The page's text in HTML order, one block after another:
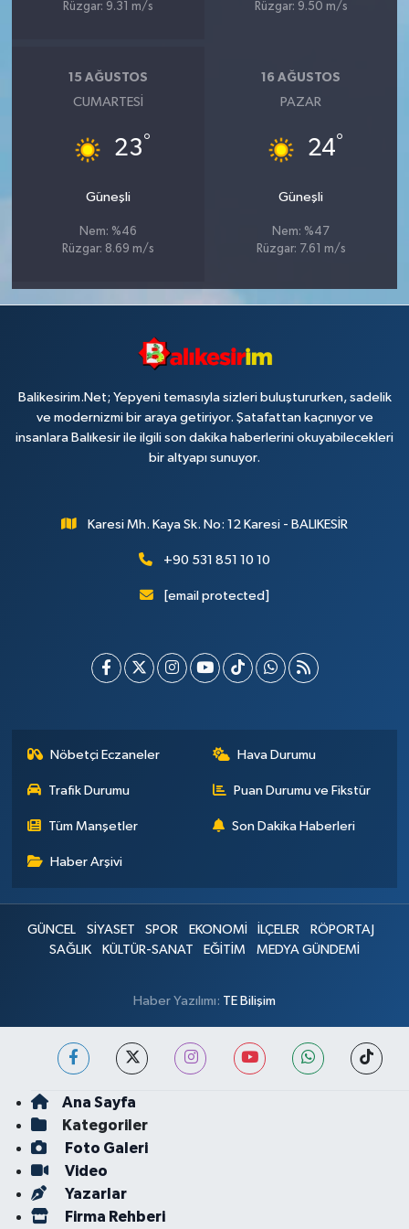
Rüzgar: 9.31 m/s Rüzgar: 9.50 m/s
15 AĞUSTOS
CUMARTESI
23°
Güneşli
Nem: %46
Rüzgar: 8.69 m/s
16 AĞUSTOS
PAZAR
24°
Güneşli
Nem: %47
Rüzgar: 7.61 m/s
Balikesirim.Net; Yepyeni temasıyla sizleri buluştururken, sadelik
ve modernizmi bir araya getiriyor. Şatafattan kaçınıyor ve
insanlara Balıkesir ile ilgili son dakika haberlerini okuyabilecekleri
bir altyapı sunuyor.
Karesi Mh. Kaya Sk. No: 12 Karesi - BALIKESİR
+90 531 851 10 10
[email protected]
Nöbetçi Eczaneler Hava Durumu
Trafik Durumu Puan Durumu ve Fikstür
Tüm Manşetler Son Dakika Haberleri
Haber Arşivi
GÜNCEL SİYASET SPOR EKONOMİ İLÇELER
RÖPORTAJ
SAĞLIK
KÜLTÜR-SANAT EĞİTİM MEDYA GÜNDEMİ
Haber Yazılımı: TE Bilişim
Ana Sayfa
Kategoriler
Foto Galeri
Video
Yazarlar
Firma Rehberi